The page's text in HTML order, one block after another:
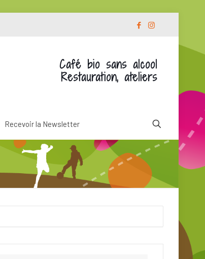
Recevoir la Newsletter
Café bio sans alcool
Restauration, ateliers